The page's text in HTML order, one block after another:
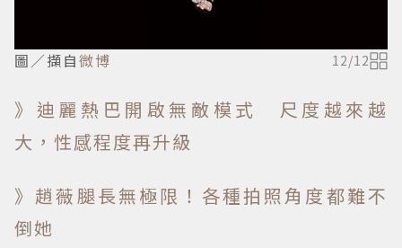
圖／擷自微博 12/12
》迪麗熱巴開啟無敵模式 尺度越來越
大，性感程度再升級
》趙薇腿長無極限！各種拍照角度都難不
倒她